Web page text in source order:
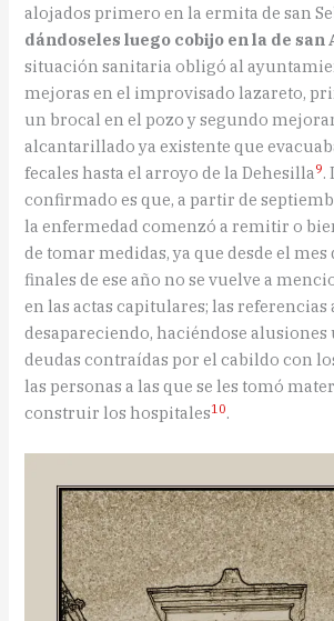
alojados primero en la ermita de san
dándoseles luego cobijo en la de san
situación sanitaria obligó al
mejoras en el improvisado lazareto,
un brocal en el pozo y segundo
alcantarillado ya existente que
fecales hasta el arroyo de la Dehesilla9.
confirmado es que, a partir de
la enfermedad comenzó a remitir o
de tomar medidas, ya que desde el mes
finales de ese año no se vuelve a
en las actas capitulares; las referencias
desapareciendo, haciéndose alusiones
deudas contraídas por el cabildo con
las personas a las que se les tomó
construir los hospitales10.